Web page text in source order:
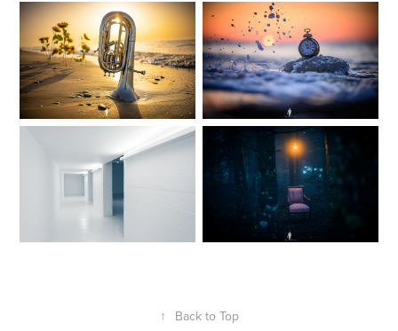
↑ Back to Top